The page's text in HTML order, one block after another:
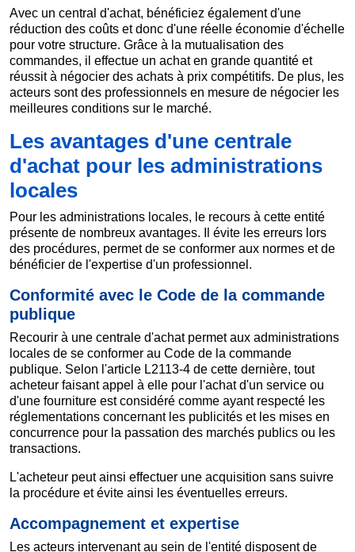
Avec un central d'achat, bénéficiez également d'une
réduction des coûts et donc d'une réelle économie d'échelle
pour votre structure. Grâce à la mutualisation des
commandes, il effectue un achat en grande quantité et
réussit à négocier des achats à prix compétitifs. De plus, les
acteurs sont des professionnels en mesure de négocier les
meilleures conditions sur le marché.
Les avantages d'une centrale
d'achat pour les administrations
locales
Pour les administrations locales, le recours à cette entité
présente de nombreux avantages. Il évite les erreurs lors
des procédures, permet de se conformer aux normes et de
bénéficier de l'expertise d'un professionnel.
Conformité avec le Code de la commande
publique
Recourir à une centrale d'achat permet aux administrations
locales de se conformer au Code de la commande
publique. Selon l'article L2113-4 de cette dernière, tout
acheteur faisant appel à elle pour l'achat d'un service ou
d'une fourniture est considéré comme ayant respecté les
réglementations concernant les publicités et les mises en
concurrence pour la passation des marchés publics ou les
transactions.
L'acheteur peut ainsi effectuer une acquisition sans suivre
la procédure et évite ainsi les éventuelles erreurs.
Accompagnement et expertise
Les acteurs intervenant au sein de l'entité disposent de